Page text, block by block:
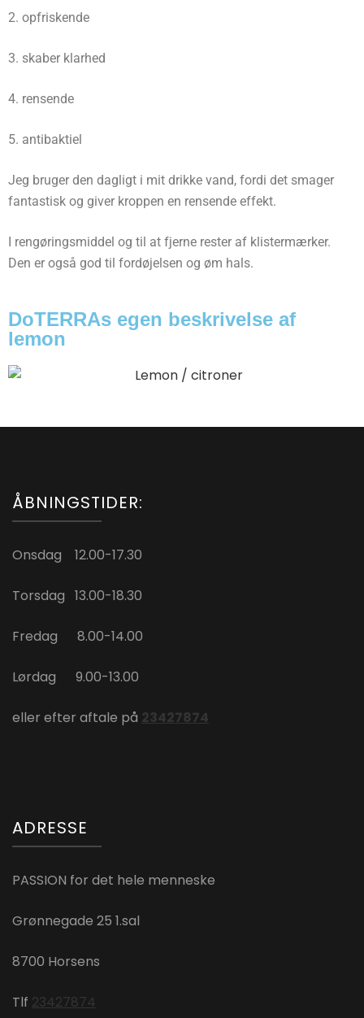
2. opfriskende
3. skaber klarhed
4. rensende
5. antibaktiel
Jeg bruger den dagligt i mit drikke vand, fordi det smager
fantastisk og giver kroppen en rensende effekt.
I rengøringsmiddel og til at fjerne rester af klistermærker.
Den er også god til fordøjelsen og øm hals.
DoTERRAs egen beskrivelse af
lemon
ÅBNINGSTIDER:
Onsdag 12.00-17.30
Torsdag 13.00-18.30
Fredag 8.00-14.00
Lørdag 9.00-13.00
eller efter aftale på 23427874
ADRESSE
PASSION for det hele menneske
Grønnegade 25 1.sal
8700 Horsens
Tlf 23427874